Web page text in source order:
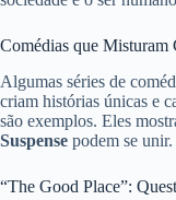
Comédias que Misturam
Algumas séries de
criam histórias únicas e
são exemplos. Eles
Suspense podem se unir.
“The Good Place”: